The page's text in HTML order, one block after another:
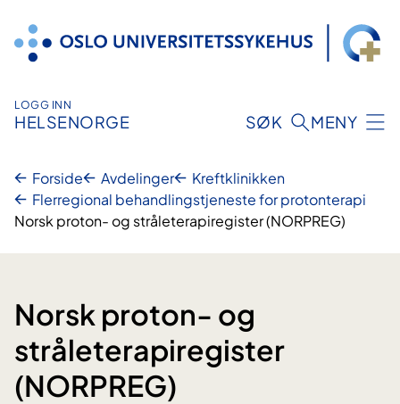
innhold
LOGG INN
HELSENORGE SØK MENY
Forside Avdelinger
Kreftklinikken
Flerregional behandlingstjeneste for protonterapi
Norsk proton- og stråleterapiregister (NORPREG)
Norsk proton- og
stråleterapiregister
(NORPREG)